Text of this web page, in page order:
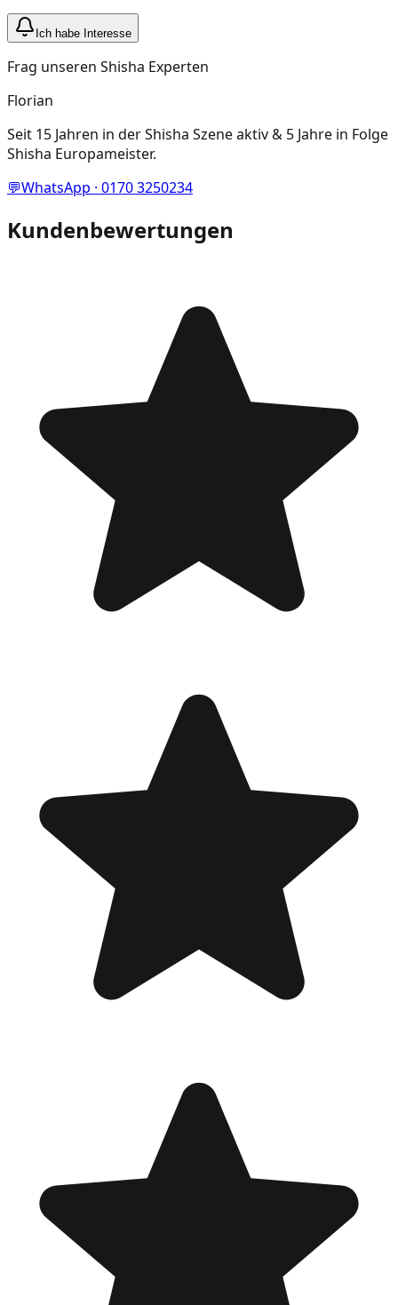
Ich habe Interesse
Frag unseren Shisha Experten
Florian
Seit 15 Jahren in der Shisha Szene aktiv & 5 Jahre in Folge
Shisha Europameister.
💬WhatsApp · 0170 3250234
Kundenbewertungen